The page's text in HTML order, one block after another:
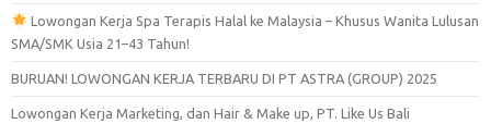
Lowongan Kerja Spa Terapis Halal ke Malaysia – Khusus Wanita Lulusan
SMA/SMK Usia 21–43 Tahun!
BURUAN! LOWONGAN KERJA TERBARU DI PT ASTRA (GROUP) 2025
Lowongan Kerja Marketing, dan Hair & Make up, PT. Like Us Bali